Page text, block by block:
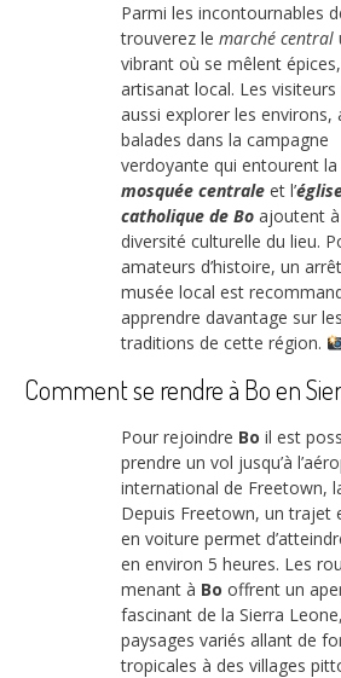
Parmi les incontournables
trouverez le marché central
vibrant où se mêlent
artisanat local. Les
aussi explorer les environs,
balades dans la campagne
verdoyante qui entourent la
mosquée centrale et l’
catholique de Bo ajoutent
diversité culturelle du lieu.
amateurs d’histoire, un
musée local est
apprendre davantage sur les
traditions de cette région.
Comment se rendre à Bo en
Pour rejoindre Bo il est
prendre un vol jusqu’à
international de Freetown,
Depuis Freetown, un trajet
en voiture permet
en environ 5 heures. Les
menant à Bo offrent un
fascinant de la Sierra
paysages variés allant de
tropicales à des villages